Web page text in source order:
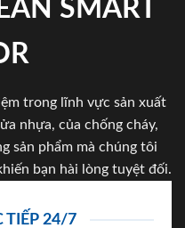
SMART
trong lĩnh vực sản xuất
nhựa, của chống cháy,
sản phẩm mà chúng tôi
bạn hài lòng tuyệt đối.
TIẾP 24/7